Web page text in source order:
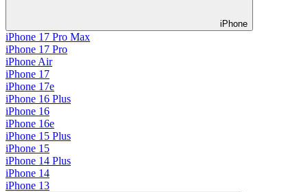
iPhone
iPhone 17 Pro Max
iPhone 17 Pro
iPhone Air
iPhone 17
iPhone 17e
iPhone 16 Plus
iPhone 16
iPhone 16e
iPhone 15 Plus
iPhone 15
iPhone 14 Plus
iPhone 14
iPhone 13